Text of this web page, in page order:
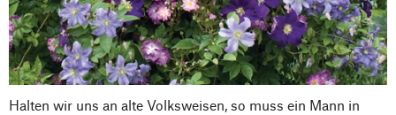
Halten wir uns an alte Volksweisen, so muss ein Mann in